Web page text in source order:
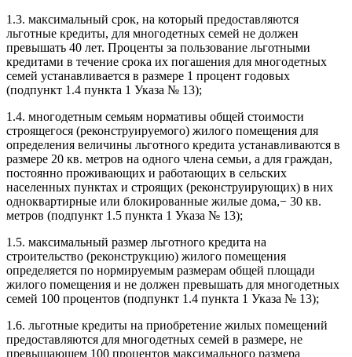
1.3. максимальный срок, на который предоставляются
льготные кредиты, для многодетных семей не должен
превышать 40 лет. Проценты за пользование льготными
кредитами в течение срока их погашения для многодетных
семей устанавливается в размере 1 процент годовых
(подпункт 1.4 пункта 1 Указа № 13);
1.4. многодетным семьям нормативы общей стоимости
строящегося (реконструируемого) жилого помещения для
определения величины льготного кредита устанавливаются в
размере 20 кв. метров на одного члена семьи, а для граждан,
постоянно проживающих и работающих в сельских
населенных пунктах и строящих (реконструирующих) в них
одноквартирные или блокированные жилые дома,− 30 кв.
метров (подпункт 1.5 пункта 1 Указа № 13);
1.5. максимальный размер льготного кредита на
строительство (реконструкцию) жилого помещения
определяется по нормируемым размерам общей площади
жилого помещения и не должен превышать для многодетных
семей 100 процентов (подпункт 1.4 пункта 1 Указа № 13);
1.6. льготные кредиты на приобретение жилых помещений
предоставляются для многодетных семей в размере, не
превышающем 100 процентов максимального размера